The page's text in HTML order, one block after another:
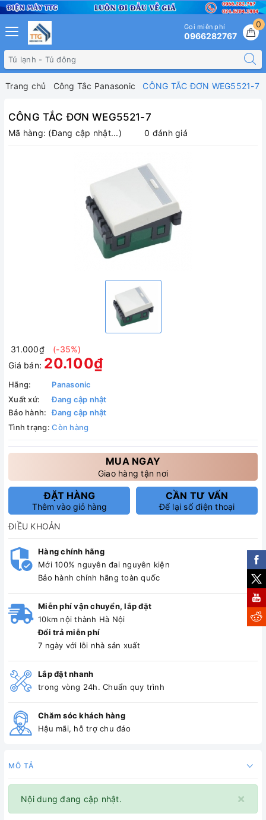
0
Gọi miễn phí
0966282767
Trang chủ Công Tắc Panasonic CÔNG TẮC ĐƠN WEG5521-7
CÔNG TẮC ĐƠN WEG5521-7
Mã hàng: (Đang cập nhật...) 0 đánh giá
31.000₫
(-35%)
Giá bán: 20.100₫
Hãng:
Panasonic
Xuất xứ:
Đang cập nhật
Bảo hành:
Đang cập nhật
Tình trạng: Còn hàng
MUA NGAY
Giao hàng tận nơi
ĐẶT HÀNG
Thêm vào giỏ hàng
CẦN TƯ VẤN
Để lại số điện thoại
ĐIỀU KHOẢN
Hàng chính hãng
Mới 100% nguyên đai nguyên kiện
Bảo hành chính hãng toàn quốc
Miễn phí vận chuyển, lắp đặt
10km nội thành Hà Nội
Đổi trả miễn phí
7 ngày với lỗi nhà sản xuất
Lắp đặt nhanh
trong vòng 24h. Chuẩn quy trình
Chăm sóc khách hàng
Hậu mãi, hỗ trợ chu đáo
MÔ TẢ
×
Nội dung đang cập nhật.